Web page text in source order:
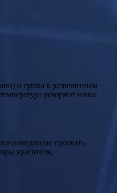
и сушка в развешенном
ускоряют износ
немедленно промыть
красителя,